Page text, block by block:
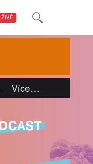
ŽIVĚ
Více…